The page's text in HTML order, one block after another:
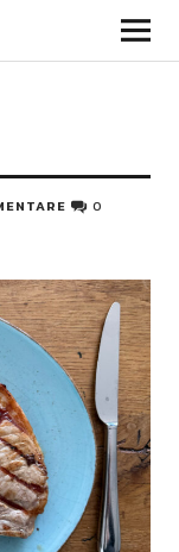
0